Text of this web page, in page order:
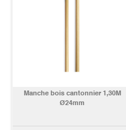
Manche bois cantonnier 1,30M
Ø24mm